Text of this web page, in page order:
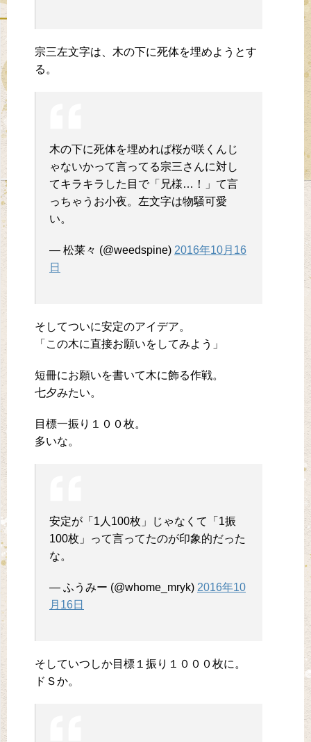
宗三左文字は、木の下に死体を埋めようとす
る。
木の下に死体を埋めれば桜が咲くんじ
ゃないかって言ってる宗三さんに対し
てキラキラした目で「兄様…！」て言
っちゃうお小夜。左文字は物騒可愛
い。
— 松莱々 (@weedspine) 2016年10月16
日
そしてついに安定のアイデア。
「この木に直接お願いをしてみよう」
短冊にお願いを書いて木に飾る作戦。
七夕みたい。
目標一振り１００枚。
多いな。
安定が「1人100枚」じゃなくて「1振
100枚」って言ってたのが印象的だった
な。
— ふうみー (@whome_mryk) 2016年10
月16日
そしていつしか目標１振り１０００枚に。
ドＳか。